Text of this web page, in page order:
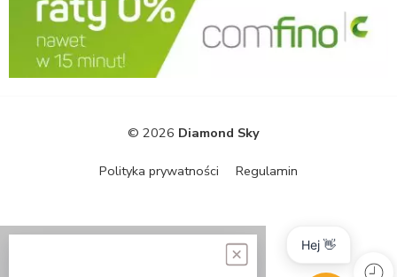
© 2026 Diamond Sky
Polityka prywatności Regulamin